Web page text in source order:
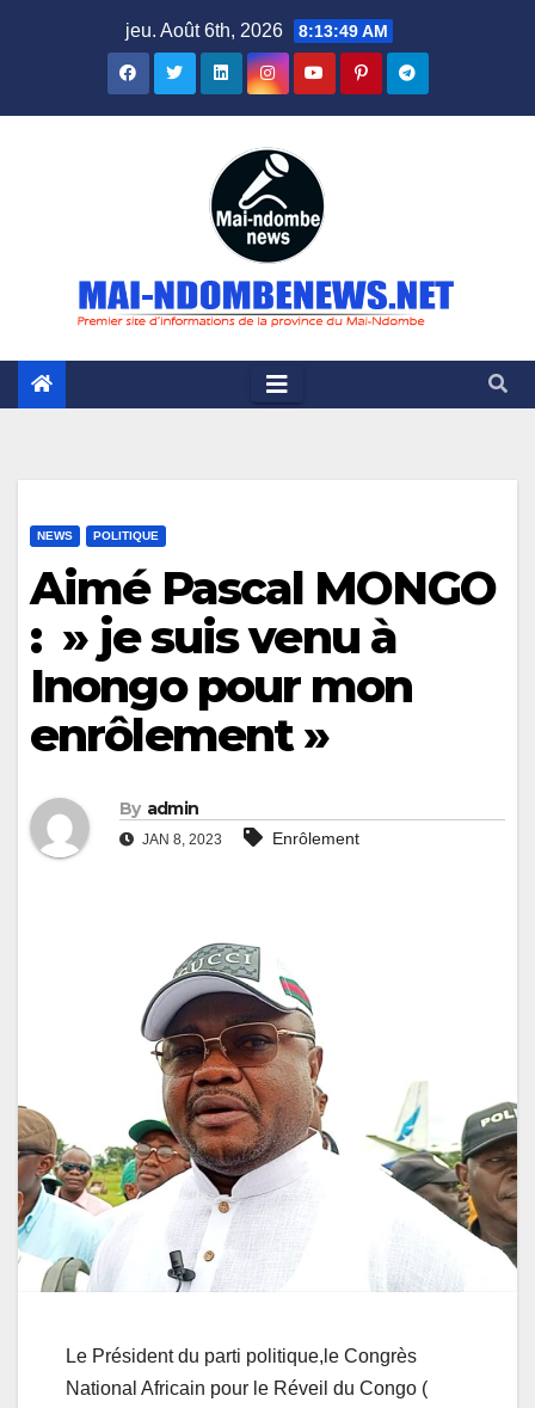
jeu. Août 6th, 2026 8:13:50 AM
NEWS POLITIQUE
Aimé Pascal MONGO
: » je suis venu à
Inongo pour mon
enrôlement »
By admin
JAN 8, 2023 Enrôlement
Le Président du parti politique,le Congrès
National Africain pour le Réveil du Congo (